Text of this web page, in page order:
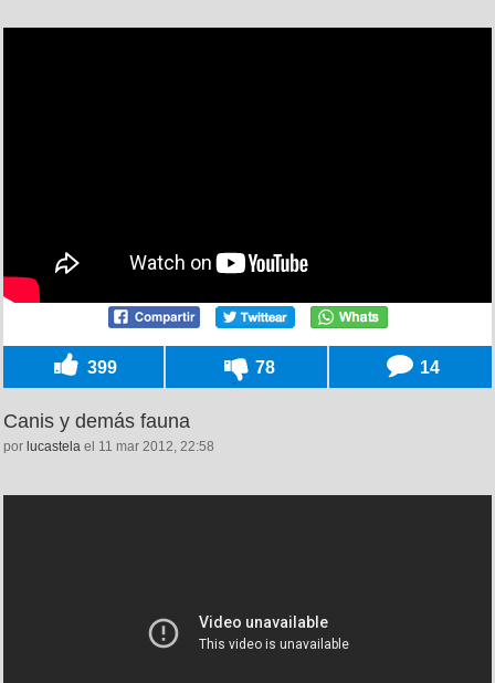
399 78 14
Canis y demás fauna
por lucastela el 11 mar 2012, 22:58